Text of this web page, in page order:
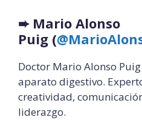
➨ Mario Alonso
Puig (
Doctor Mario Alonso
aparato digestivo.
creatividad,
liderazgo.